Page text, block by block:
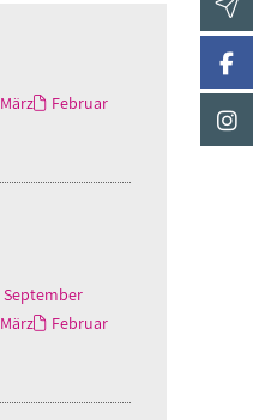
März
Februar
September
März
Februar